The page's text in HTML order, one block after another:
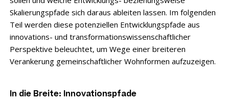
Skalierungspfade sich daraus ableiten lassen. Im folgenden
Teil werden diese potenziellen Entwicklungspfade aus
innovations- und transformationswissenschaftlicher
Perspektive beleuchtet, um Wege einer breiteren
Verankerung gemeinschaftlicher Wohnformen aufzuzeigen.
In die Breite: Innovationspfade